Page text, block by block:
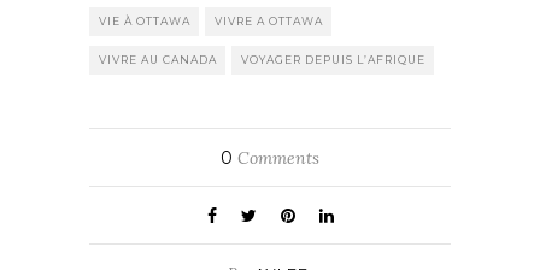
VIE À OTTAWA VIVRE A OTTAWA
VIVRE AU CANADA VOYAGER DEPUIS L’AFRIQUE
0 Comments